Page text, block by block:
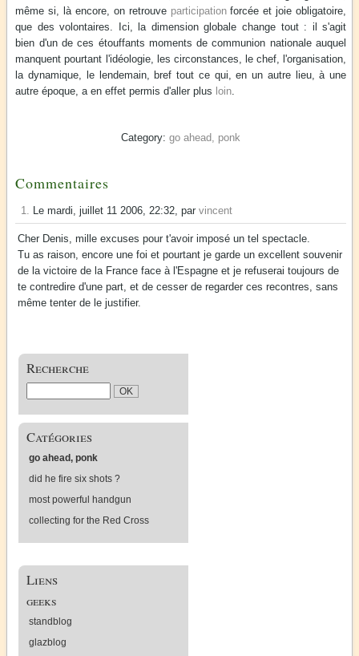
même si, là encore, on retrouve participationforcée et joie obligatoire,
que des volontaires. Ici, la dimension globale change tout : il s'agit
bien d'un de ces étouffants moments de communion nationale auquel
manquent pourtant l'idéologie, les circonstances, le chef, l'organisation,
la dynamique, le lendemain, bref tout ce qui, en un autre lieu, à une
autre époque, a en effet permis d'aller plus loin.
go ahead, ponk
Commentaires
1. Le mardi, juillet 11 2006, 22:32, par vincent
Cher Denis, mille excuses pour t'avoir imposé un tel spectacle.
Tu as raison, encore une foi et pourtant je garde un excellent souvenir
de la victoire de la France face à l'Espagne et je refuserai toujours de
te contredire d'une part, et de cesser de regarder ces recontres, sans
même tenter de le justifier.
Recherche
Catégories
go ahead, ponk
did he fire six shots ?
most powerful handgun
collecting for the Red Cross
Liens
geeks
standblog
glazblog